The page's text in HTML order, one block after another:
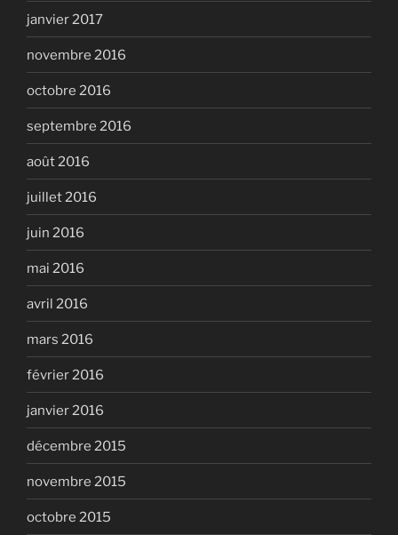
janvier 2017
novembre 2016
octobre 2016
septembre 2016
août 2016
juillet 2016
juin 2016
mai 2016
avril 2016
mars 2016
février 2016
janvier 2016
décembre 2015
novembre 2015
octobre 2015